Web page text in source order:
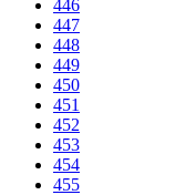
446
447
448
449
450
451
452
453
454
455